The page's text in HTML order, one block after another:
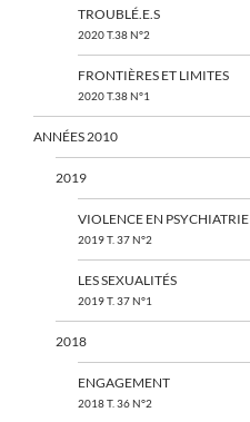
TROUBLÉ.E.S
2020 T.38 N°2
FRONTIÈRES ET LIMITES
2020 T.38 N°1
ANNÉES 2010
2019
VIOLENCE EN PSYCHIATRIE
2019 T. 37 N°2
LES SEXUALITÉS
2019 T. 37 N°1
2018
ENGAGEMENT
2018 T. 36 N°2